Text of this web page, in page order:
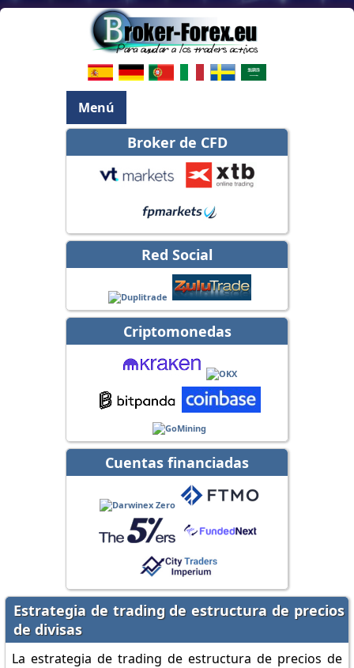
Menú
Broker de CFD
Red Social
Criptomonedas
Cuentas financiadas
Estrategia de trading de estructura de precios
de divisas
La estrategia de trading de estructura de precios de